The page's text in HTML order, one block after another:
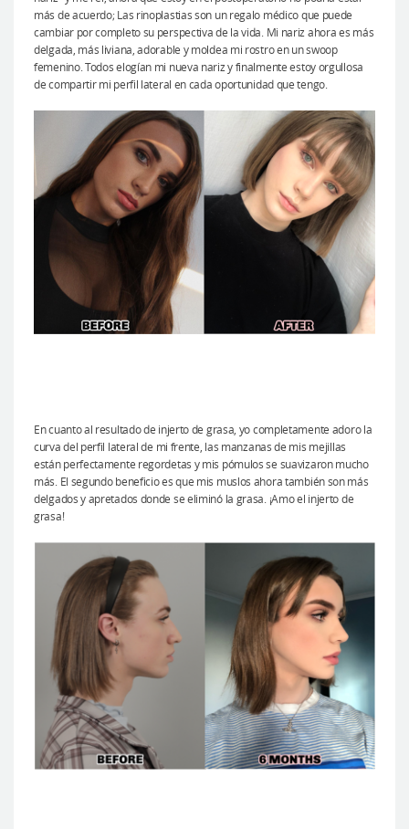
más de acuerdo; Las rinoplastias son un regalo médico que puede
cambiar por completo su perspectiva de la vida. Mi nariz ahora es más
delgada, más liviana, adorable y moldea mi rostro en un swoop
femenino. Todos elogían mi nueva nariz y finalmente estoy orgullosa
de compartir mi perfil lateral en cada oportunidad que tengo.
En cuanto al resultado de injerto de grasa, yo completamente adoro la
curva del perfil lateral de mi frente, las manzanas de mis mejillas
están perfectamente regordetas y mis pómulos se suavizaron mucho
más. El segundo beneficio es que mis muslos ahora también son más
delgados y apretados donde se eliminó la grasa. ¡Amo el injerto de
grasa!